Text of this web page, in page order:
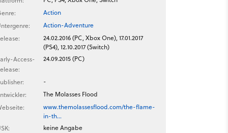
Action
Action-Adventure
24.02.2016 (PC, Xbox One), 17.01.2017
(PS4), 12.10.2017 (Switch)
Access-
24.09.2015 (PC)
-
The Molasses Flood
www.themolassesflood.com/the-flame-
in-th…
keine Angabe